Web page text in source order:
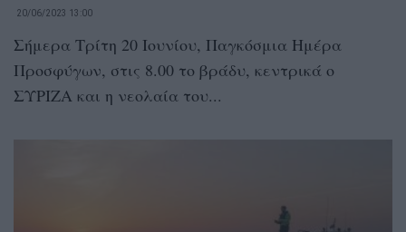
20/06/2023 13:00
Σήμερα Τρίτη 20 Ιουνίου, Παγκόσμια Ημέρα
Προσφύγων, στις 8.00 το βράδυ, κεντρικά ο
ΣΥΡΙΖΑ και η νεολαία του...